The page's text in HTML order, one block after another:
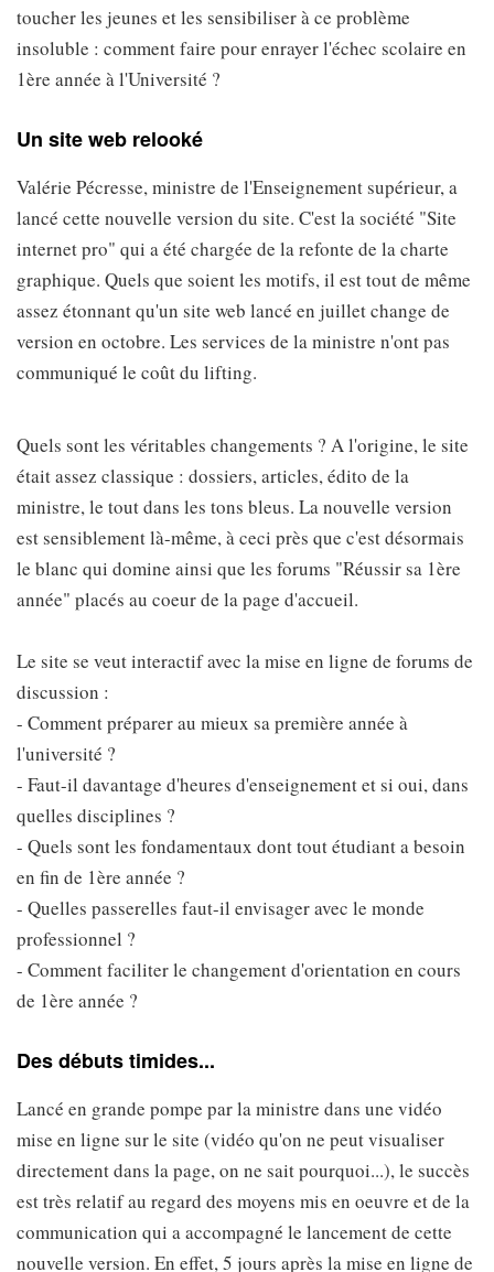
toucher les jeunes et les sensibiliser à ce problème
insoluble : comment faire pour enrayer l'échec scolaire en
1ère année à l'Université ?
Un site web relooké
Valérie Pécresse, ministre de l'Enseignement supérieur, a
lancé cette nouvelle version du site. C'est la société "Site
internet pro" qui a été chargée de la refonte de la charte
graphique. Quels que soient les motifs, il est tout de même
assez étonnant qu'un site web lancé en juillet change de
version en octobre. Les services de la ministre n'ont pas
communiqué le coût du lifting.
Quels sont les véritables changements ? A l'origine, le site
était assez classique : dossiers, articles, édito de la
ministre, le tout dans les tons bleus. La nouvelle version
est sensiblement là-même, à ceci près que c'est désormais
le blanc qui domine ainsi que les forums "Réussir sa 1ère
année" placés au coeur de la page d'accueil.
Le site se veut interactif avec la mise en ligne de forums de
discussion :
- Comment préparer au mieux sa première année à
l'université ?
- Faut-il davantage d'heures d'enseignement et si oui, dans
quelles disciplines ?
- Quels sont les fondamentaux dont tout étudiant a besoin
en fin de 1ère année ?
- Quelles passerelles faut-il envisager avec le monde
professionnel ?
- Comment faciliter le changement d'orientation en cours
de 1ère année ?
Des débuts timides...
Lancé en grande pompe par la ministre dans une vidéo
mise en ligne sur le site (vidéo qu'on ne peut visualiser
directement dans la page, on ne sait pourquoi...), le succès
est très relatif au regard des moyens mis en oeuvre et de la
communication qui a accompagné le lancement de cette
nouvelle version. En effet, 5 jours après la mise en ligne de